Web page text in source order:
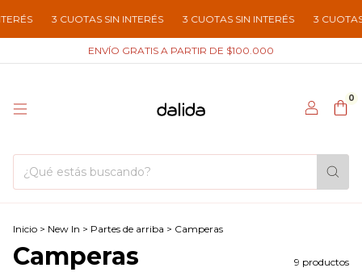
3 CUOTAS SIN INTERÉS 3 CUOTAS SIN INTERÉS 3 CUOTAS SIN
ENVÍO GRATIS A PARTIR DE $100.000
0
Inicio > New In > Partes de arriba > Camperas
Camperas 9 productos